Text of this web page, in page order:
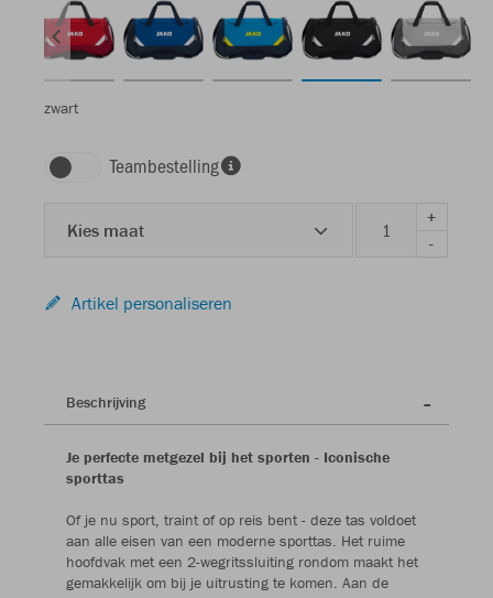
zwart
Teambestelling
Kies maat
+
-
Artikel personaliseren
Beschrijving
Je perfecte metgezel bij het sporten - Iconische
sporttas
Of je nu sport, traint of op reis bent - deze tas voldoet
aan alle eisen van een moderne sporttas. Het ruime
hoofdvak met een 2-wegritssluiting rondom maakt het
gemakkelijk om bij je uitrusting te komen. Aan de